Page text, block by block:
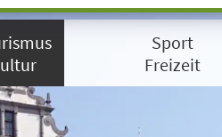
Sport
Freizeit